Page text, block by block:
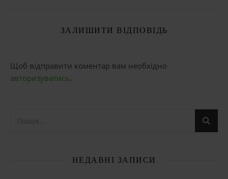
ЗАЛИШИТИ ВІДПОВІДЬ
Щоб відправити коментар вам необхідно
авторизуватись.
НЕДАВНІ ЗАПИСИ